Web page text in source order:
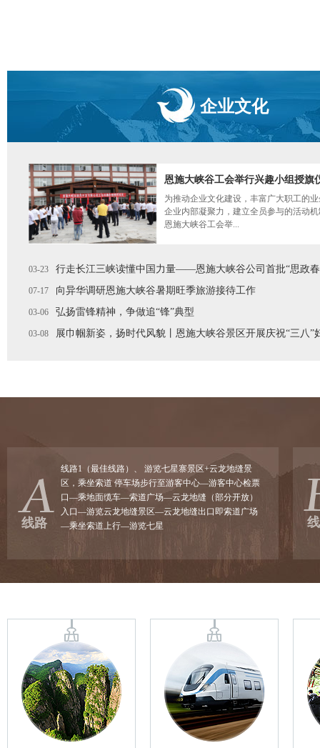
企业文化
恩施大峡谷工会举行兴趣小组授旗
为推动企业文化建设，丰富广大职工的
企业内部凝聚力，建立全员参与的活动
恩施大峡谷工会举...
03-23 行走长江三峡读懂中国力量——恩施大峡谷公司首批“思政
07-17 向异华调研恩施大峡谷暑期旺季旅游接待工作
03-06 弘扬雷锋精神，争做追“锋”典型
03-08 展巾帼新姿，扬时代风貌丨恩施大峡谷景区开展庆祝“三八”
线路
线路1（最佳线路）、 游览七星寨景区+云龙地缝景
区，乘坐索道 停车场步行至游客中心—游客中心检票
口—乘地面缆车—索道广场—云龙地缝（部分开放）
入口—游览云龙地缝景区—云龙地缝出口即索道广场
—乘坐索道上行—游览七星